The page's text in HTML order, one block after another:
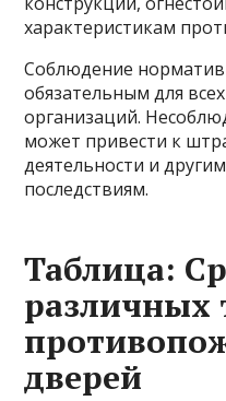
характеристикам
Соблюдение
обязательным для
организаций.
может привести к
деятельности и
последствиям.
Таблица:
различных
дверей